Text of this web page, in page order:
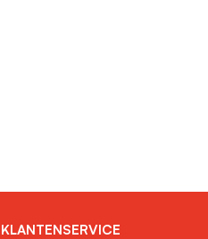
KLANTENSERVICE